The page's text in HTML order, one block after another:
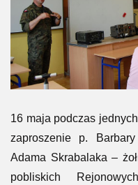
16 maja podczas
zaproszenie p.
Adama Skrabalaka –
pobliskich